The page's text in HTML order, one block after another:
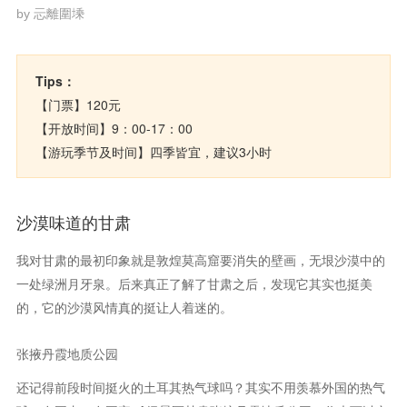
by 忈離圍塖
Tips：
【门票】120元
【开放时间】9：00-17：00
【游玩季节及时间】四季皆宜，建议3小时
沙漠味道的甘肃
我对甘肃的最初印象就是敦煌莫高窟要消失的壁画，无垠沙漠中的
一处绿洲月牙泉。后来真正了解了甘肃之后，发现它其实也挺美
的，它的沙漠风情真的挺让人着迷的。
张掖丹霞地质公园
还记得前段时间挺火的土耳其热气球吗？其实不用羡慕外国的热气